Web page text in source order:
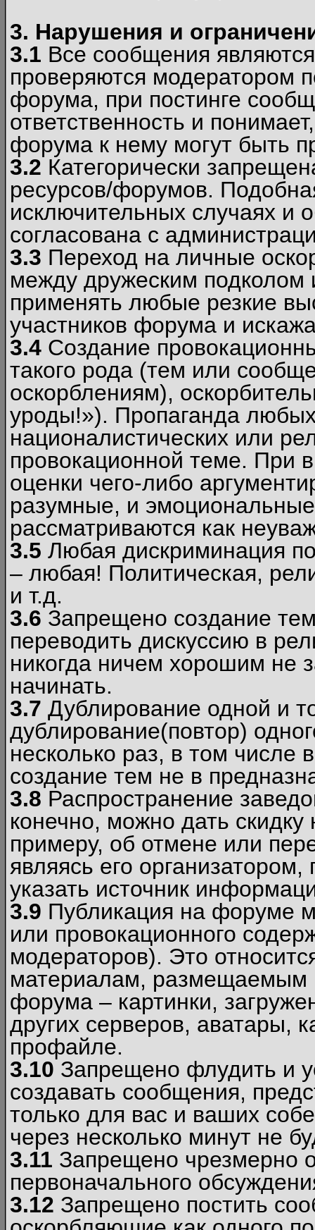
3. Нарушения и
3.1 Все сообщения
проверяются модератором
форума, при постинге
ответственность и
форума к нему могут быть
3.2 Категорически
ресурсов/форумов.
исключительных случаях и
согласована с
3.3 Переход на личные
между дружеским
применять любые резкие
участников форума и
3.4 Создание
такого рода (тем или
оскорблениям),
уроды!»). Пропаганда
националистических или
провокационной теме. При
оценки чего-либо
разумные, и
рассматриваются как
3.5 Любая дискриминация
– любая! Политическая,
и т.д.
3.6 Запрещено создание
переводить дискуссию в
никогда ничем хорошим не
начинать.
3.7 Дублирование одной и
дублирование(повтор)
несколько раз, в том числе
создание тем не в
3.8 Распространение
конечно, можно дать
примеру, об отмене или
являясь его
указать источник
3.9 Публикация на форуме
или провокационного
модераторов). Это
материалам, размещаемым
форума – картинки,
других серверов, аватары,
профайле.
3.10 Запрещено флудить и
создавать сообщения,
только для вас и ваших
через несколько минут не
3.11 Запрещено чрезмерно
первоначального
3.12 Запрещено постить